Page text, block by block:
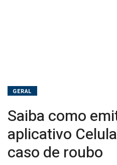
GERAL
Saiba como
aplicativo
caso de roubo